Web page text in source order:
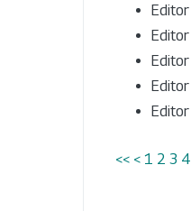
Editor
Editor
Editor
Editor
Editor
<< < 1 2 3 4